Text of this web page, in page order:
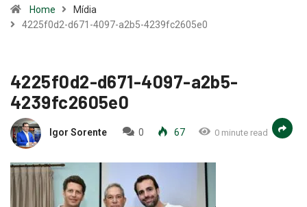
Home
Mídia
4225f0d2-d671-4097-a2b5-4239fc2605e0
4225f0d2-d671-4097-a2b5-
4239fc2605e0
Igor Sorente 0 67 0 minute read